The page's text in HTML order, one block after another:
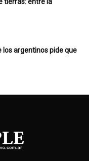
los argentinos pide que